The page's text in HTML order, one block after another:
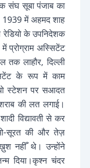
संघ सूबा पंजाब का
1939 में अहमद शाह
के उपनिदेशक
प्रोग्राम अस्सिटेंट
तक लाहौर, दिल्ली
के रूप में काम
स्टेशन पर सआदत
की लत लगाई।
विद्यावती से कर
ओ-सूरत की और तेज़
नहीँ थे। उन्होंने
दिया।कृश्न चंदर